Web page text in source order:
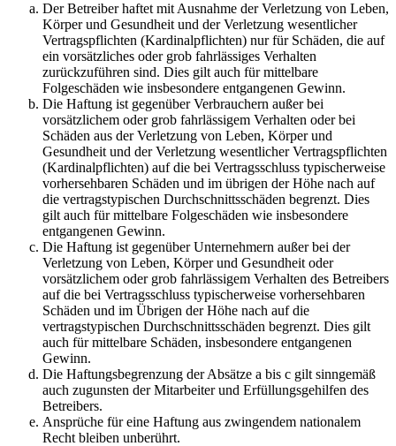
Der Betreiber haftet mit Ausnahme der Verletzung von Leben,
Körper und Gesundheit und der Verletzung wesentlicher
Vertragspflichten (Kardinalpflichten) nur für Schäden, die auf
ein vorsätzliches oder grob fahrlässiges Verhalten
zurückzuführen sind. Dies gilt auch für mittelbare
Folgeschäden wie insbesondere entgangenen Gewinn.
Die Haftung ist gegenüber Verbrauchern außer bei
vorsätzlichem oder grob fahrlässigem Verhalten oder bei
Schäden aus der Verletzung von Leben, Körper und
Gesundheit und der Verletzung wesentlicher Vertragspflichten
(Kardinalpflichten) auf die bei Vertragsschluss typischerweise
vorhersehbaren Schäden und im übrigen der Höhe nach auf
die vertragstypischen Durchschnittsschäden begrenzt. Dies
gilt auch für mittelbare Folgeschäden wie insbesondere
entgangenen Gewinn.
Die Haftung ist gegenüber Unternehmern außer bei der
Verletzung von Leben, Körper und Gesundheit oder
vorsätzlichem oder grob fahrlässigem Verhalten des Betreibers
auf die bei Vertragsschluss typischerweise vorhersehbaren
Schäden und im Übrigen der Höhe nach auf die
vertragstypischen Durchschnittsschäden begrenzt. Dies gilt
auch für mittelbare Schäden, insbesondere entgangenen
Gewinn.
Die Haftungsbegrenzung der Absätze a bis c gilt sinngemäß
auch zugunsten der Mitarbeiter und Erfüllungsgehilfen des
Betreibers.
Ansprüche für eine Haftung aus zwingendem nationalem
Recht bleiben unberührt.